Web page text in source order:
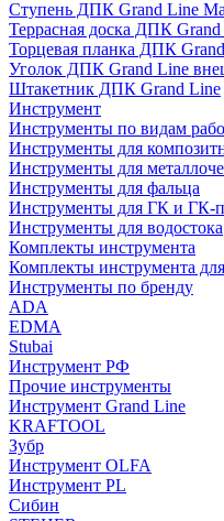
Ступень ДПК Grand Line
Террасная доска ДПК
Торцевая планка ДПК
Уголок ДПК Grand Line
Штакетник ДПК Grand Line
Инструмент
Инструменты по видам
Инструменты для
Инструменты для
Инструменты для фальца
Инструменты для ГК и ГК-
Инструменты для водостока
Комплекты инструмента
Комплекты инструмента
Инструменты по бренду
ADA
EDMA
Stubai
Инструмент РФ
Прочие инструменты
Инструмент Grand Line
KRAFTOOL
Зубр
Инструмент OLFA
Инструмент PL
Сибин